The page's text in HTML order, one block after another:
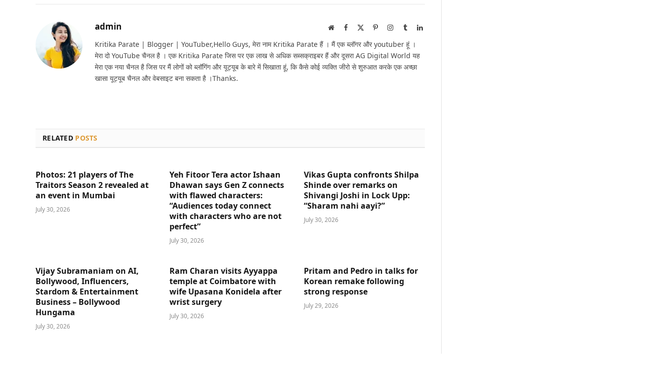
admin WebsiteFacebook PinterestInstagram
TumblrLinkedIn
Kritika Parate | Blogger | YouTuber,Hello Guys, मेरा नाम Kritika Parate हैं । मैं एक ब्लॉगर और youtuber हूं ।
मेरा दो YouTube चैनल है । एक Kritika Parate जिस पर एक लाख से अधिक सब्सक्राइबर हैं और दूसरा AG Digital World यह
मेरा एक नया चैनल है जिस पर मैं लोगों को ब्लॉगिंग और यूट्यूब के बारे में सिखाता हूं, कि कैसे कोई व्यक्ति जीरो से शुरुआत करके एक अच्छा
खासा यूट्यूब चैनल और वेबसाइट बना सकता है ।Thanks.
RELATED POSTS
Photos: 21 players of The
Traitors Season 2 revealed at
an event in Mumbai
July 30, 2026
Yeh Fitoor Tera actor Ishaan
Dhawan says Gen Z connects
with flawed characters:
“Audiences today connect
with characters who are not
perfect”
July 30, 2026
Vikas Gupta confronts Shilpa
Shinde over remarks on
Shivangi Joshi in Lock Upp:
“Sharam nahi aayi?”
July 30, 2026
Vijay Subramaniam on AI,
Bollywood, Influencers,
Stardom & Entertainment
Business – Bollywood
Hungama
July 30, 2026
Ram Charan visits Ayyappa
temple at Coimbatore with
wife Upasana Konidela after
wrist surgery
July 30, 2026
Pritam and Pedro in talks for
Korean remake following
strong response
July 29, 2026